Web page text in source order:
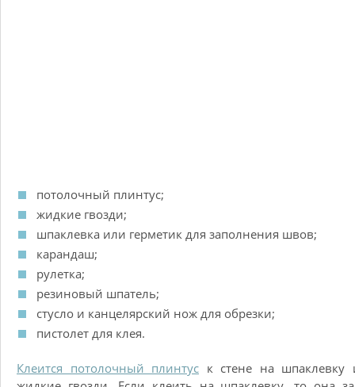
потолочный плинтус;
жидкие гвозди;
шпаклевка или герметик для заполнения швов;
карандаш;
рулетка;
резиновый шпатель;
стусло и канцелярский нож для обрезки;
пистолет для клея.
Клеится потолочный плинтус к стене на шпаклевку